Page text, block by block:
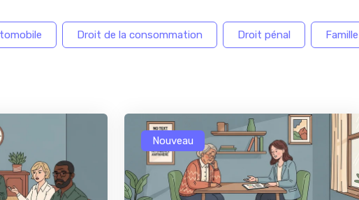
Droit de la consommation Droit pénal Famille
Nouveau